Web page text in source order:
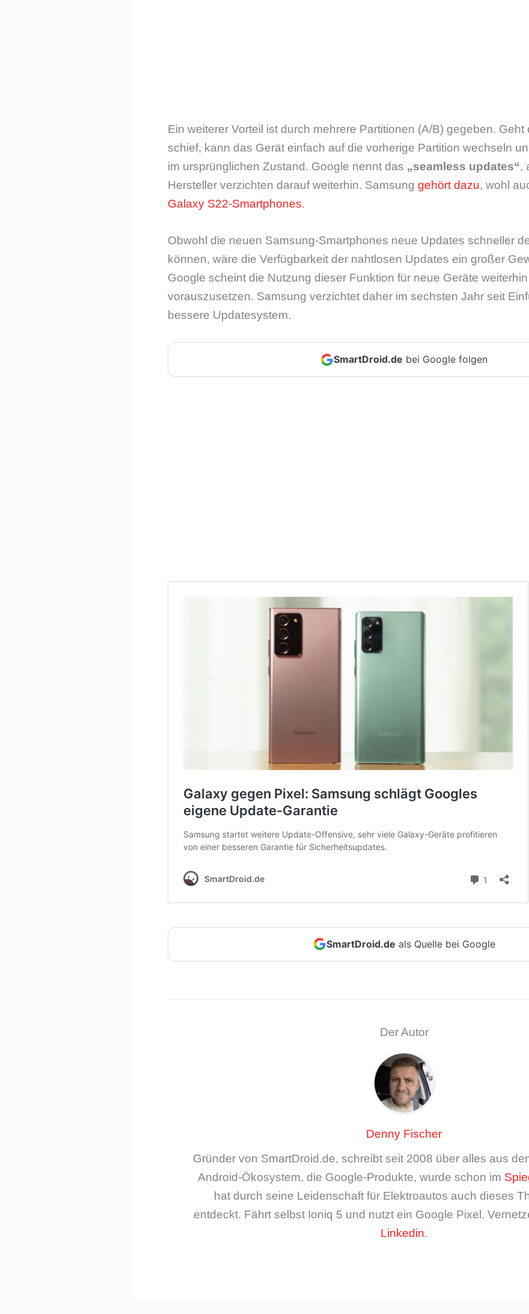
Ein weiterer Vorteil ist durch mehrere Partitionen (A/B) gegeben.
schief, kann das Gerät einfach auf die vorherige Partition wechseln
im ursprünglichen Zustand. Google nennt das „seamless updates“,
Hersteller verzichten darauf weiterhin. Samsung gehört dazu, wohl
Galaxy S22-Smartphones.
Obwohl die neuen Samsung-Smartphones neue Updates schneller
können, wäre die Verfügbarkeit der nahtlosen Updates ein großer
Google scheint die Nutzung dieser Funktion für neue Geräte
vorauszusetzen. Samsung verzichtet daher im sechsten Jahr seit
bessere Updatesystem.
SmartDroid.de bei Google folgen
SmartDroid.de als Quelle bei Google
Der Autor
Denny Fischer
Gründer von SmartDroid.de, schreibt seit 2008 über alles aus
Android-Ökosystem, die Google-Produkte, wurde schon im
hat durch seine Leidenschaft für Elektroautos auch dieses
entdeckt. Fährt selbst Ioniq 5 und nutzt ein Google Pixel.
Linkedin.